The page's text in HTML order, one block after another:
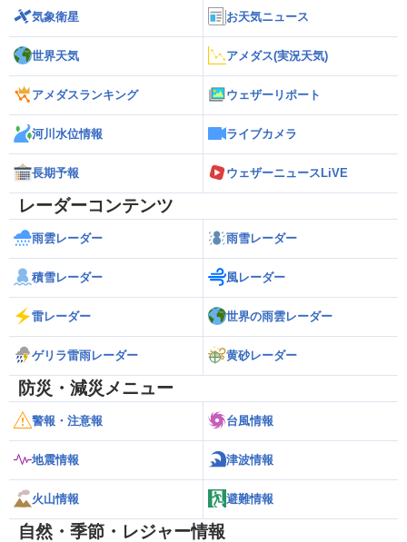
気象衛星 お天気ニュース
世界天気 アメダス(実況天気)
アメダスランキング ウェザーリポート
河川水位情報 ライブカメラ
長期予報 ウェザーニュースLiVE
レーダーコンテンツ
雨雲レーダー 雨雪レーダー
積雪レーダー 風レーダー
雷レーダー 世界の雨雲レーダー
ゲリラ雷雨レーダー 黄砂レーダー
防災・減災メニュー
警報・注意報 台風情報
地震情報 津波情報
火山情報 避難情報
自然・季節・レジャー情報